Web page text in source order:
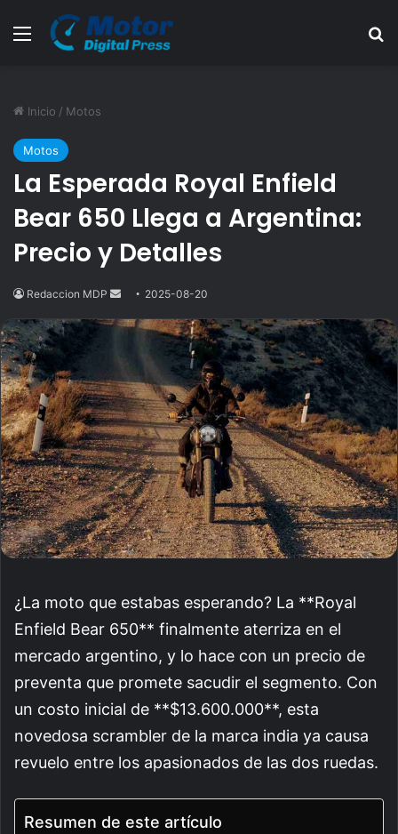
Menú
Inicio / Motos
Motos
La Esperada Royal Enfield
Bear 650 Llega a Argentina:
Precio y Detalles
Redaccion MDP
Send2025-08-20
¿La moto que estabas esperando? La **Royal
Enfield Bear 650** finalmente aterriza en el
mercado argentino, y lo hace con un precio de
preventa que promete sacudir el segmento. Con
un costo inicial de **$13.600.000**, esta
novedosa scrambler de la marca india ya causa
revuelo entre los apasionados de las dos ruedas.
Resumen de este artículo